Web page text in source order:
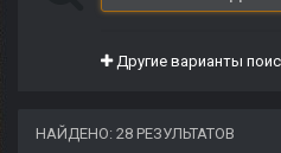
Другие варианты
НАЙДЕНО: 28 РЕЗУЛЬТАТОВ